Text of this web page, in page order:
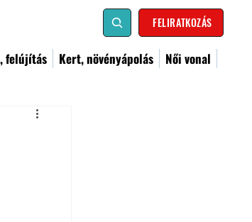
FELIRATKOZÁS
felújítás Kert, növényápolás
Női vonal